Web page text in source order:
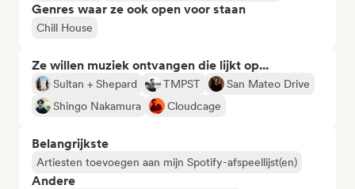
Genres waar ze ook open voor staan
Chill House
Ze willen muziek ontvangen die lijkt op...
Sultan + Shepard TMPST
San Mateo Drive
Shingo Nakamura
Cloudcage
Belangrijkste
Artiesten toevoegen aan mijn Spotify-afspeellijst(en)
Andere